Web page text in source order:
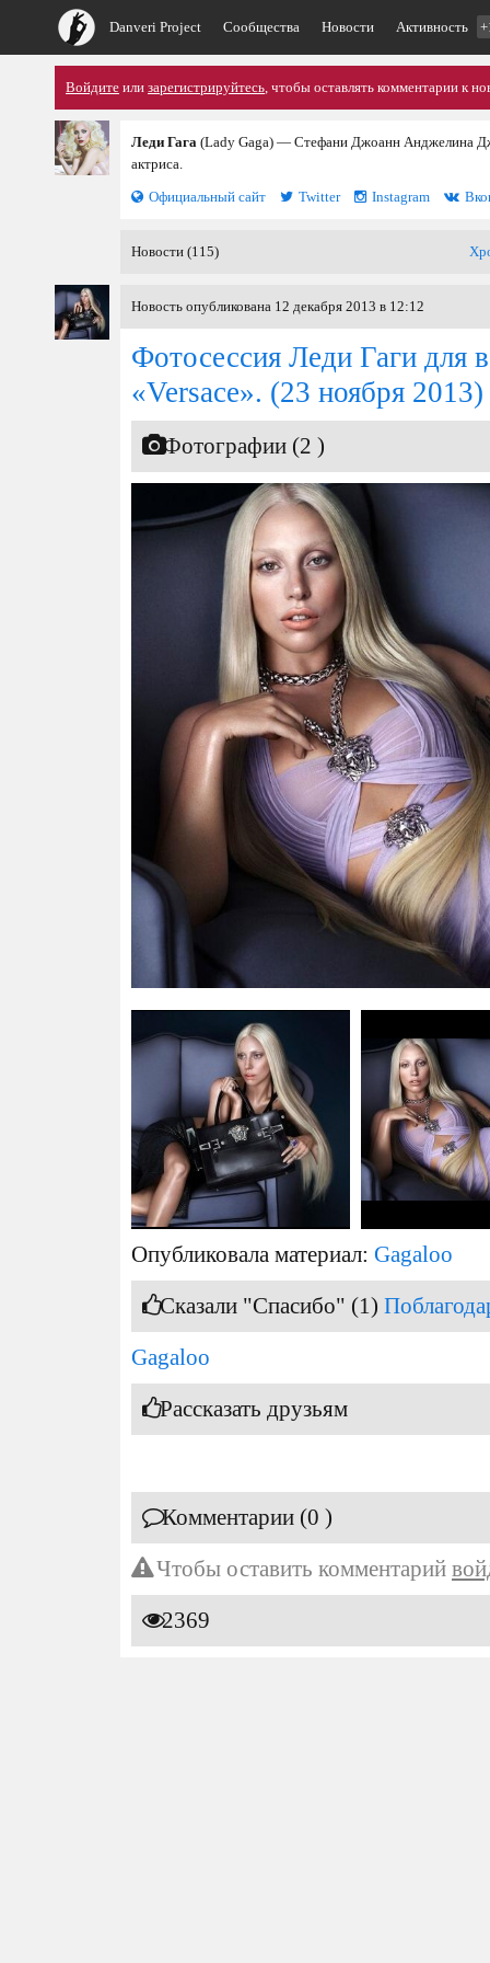
Danveri Project Сообщества Новости Активность
Войдите или зарегистрируйтесь, чтобы оставлять комментарии к
Леди Гага (Lady Gaga) — Стефани Джоанн Анджелина
актриса.
Официальный сайт
Twitter Instagram
Новости (115)
Новость опубликована 12 декабря 2013 в 12:12
Фотосессия Леди Гаги для
«Versace». (23 ноября 2013)
Фотографии (2 )
Опубликовала материал: Gagaloo
Сказали "Спасибо" (1)
Gagaloo
Рассказать друзьям
Комментарии (0 )
Чтобы оставить комментарий
2369